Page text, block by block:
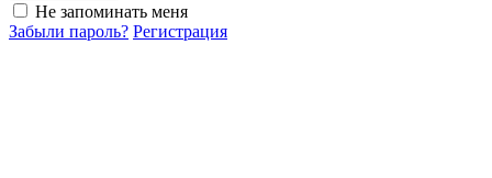
Не запоминать меня
Забыли пароль? Регистрация